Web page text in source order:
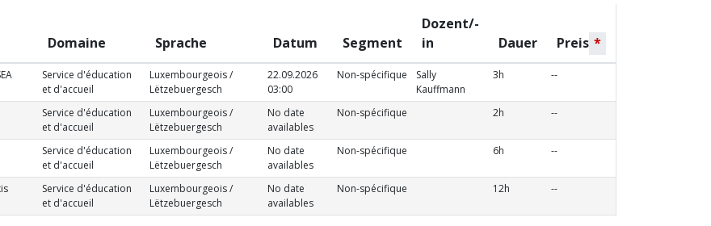
Domaine Sprache Datum Segment
Dozent/-
in
Dauer Preis *
Service d'éducation
et d'accueil
Luxembourgeois /
Lëtzebuergesch
22.09.2026
03:00
Non-spécifique
Sally
Kauffmann
3h --
Service d'éducation
et d'accueil
Luxembourgeois /
Lëtzebuergesch
No date
availables
Non-spécifique 2h --
Service d'éducation
et d'accueil
Luxembourgeois /
Lëtzebuergesch
No date
availables
Non-spécifique 6h --
Service d'éducation
et d'accueil
Luxembourgeois /
Lëtzebuergesch
No date
availables
Non-spécifique 12h --